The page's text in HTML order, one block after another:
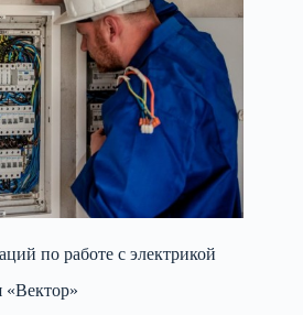
по работе с электрикой
«Вектор»